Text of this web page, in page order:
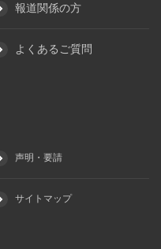
報道関係の方
よくあるご質問
声明・要請
サイトマップ